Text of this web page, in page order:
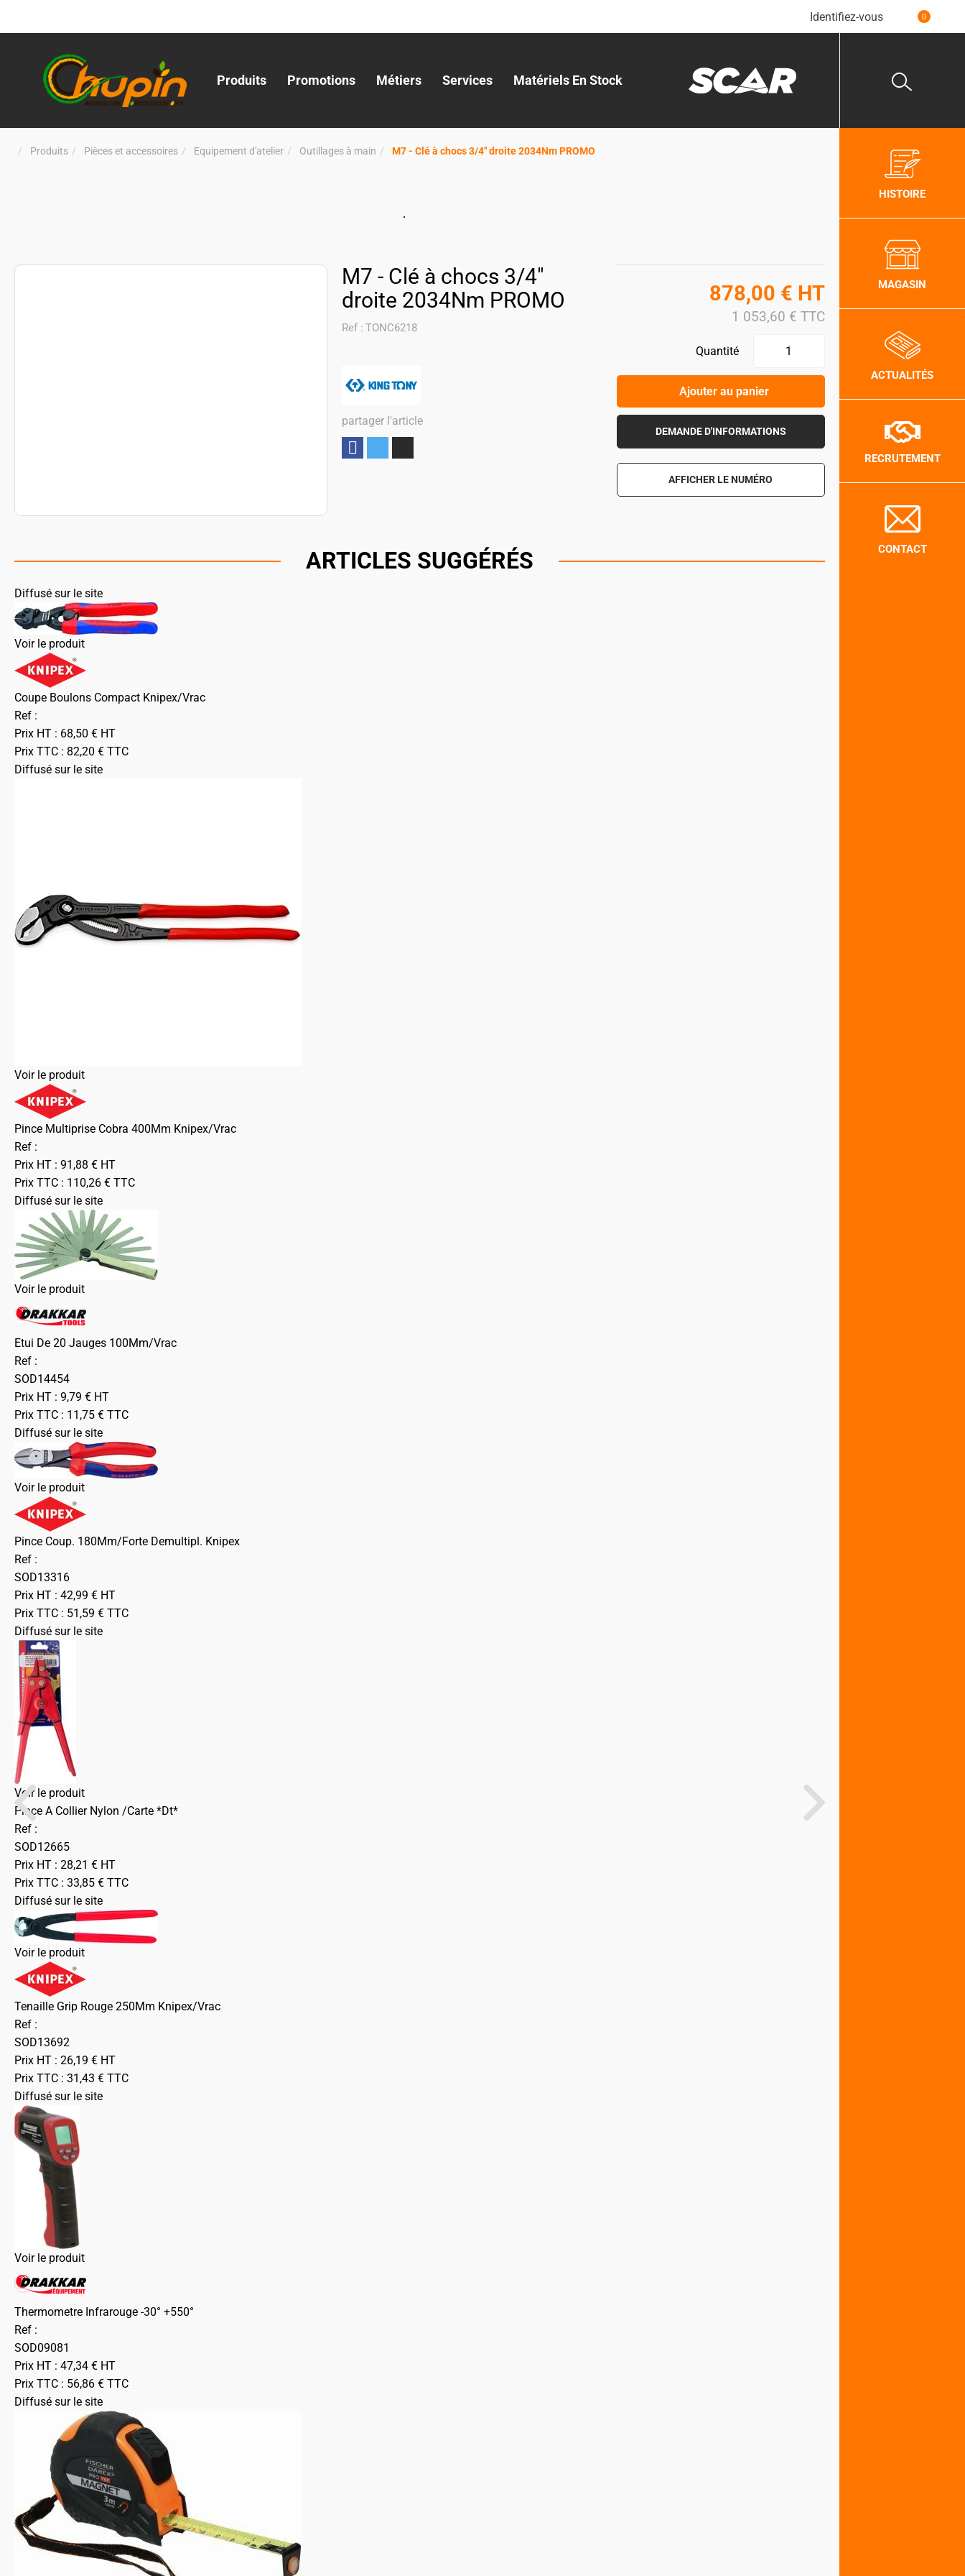
Identifiez-vous 0
Produits Promotions Métiers Services Matériels En Stock
Produits Pièces et accessoires Equipement d'atelier Outillages à main M7 - Clé à chocs 3/4" droite 2034Nm PROMO
M7 - Clé à chocs 3/4"
droite 2034Nm PROMO
Ref : TONC6218
partager l'article
878,00 € HT
1 053,60 € TTC
Quantité
Ajouter au panier
DEMANDE D'INFORMATIONS
AFFICHER LE NUMÉRO
ARTICLES SUGGÉRÉS
Diffusé sur le site
Voir le produit
Coupe Boulons Compact Knipex/Vrac
Ref :
Prix HT : 68,50 € HT
Prix TTC : 82,20 € TTC
Diffusé sur le site
Voir le produit
Pince Multiprise Cobra 400Mm Knipex/Vrac
Ref :
Prix HT : 91,88 € HT
Prix TTC : 110,26 € TTC
Diffusé sur le site
Voir le produit
Etui De 20 Jauges 100Mm/Vrac
Ref :
SOD14454
Prix HT : 9,79 € HT
Prix TTC : 11,75 € TTC
Diffusé sur le site
Voir le produit
Pince Coup. 180Mm/Forte Demultipl. Knipex
Ref :
SOD13316
Prix HT : 42,99 € HT
Prix TTC : 51,59 € TTC
Diffusé sur le site
Voir le produit
Pince A Collier Nylon /Carte *Dt*
Ref :
SOD12665
Prix HT : 28,21 € HT
Prix TTC : 33,85 € TTC
Diffusé sur le site
Voir le produit
Tenaille Grip Rouge 250Mm Knipex/Vrac
Ref :
SOD13692
Prix HT : 26,19 € HT
Prix TTC : 31,43 € TTC
Diffusé sur le site
Voir le produit
Thermometre Infrarouge -30° +550°
Ref :
SOD09081
Prix HT : 47,34 € HT
Prix TTC : 56,86 € TTC
Diffusé sur le site
HISTOIRE
MAGASIN
ACTUALITÉS
RECRUTEMENT
CONTACT